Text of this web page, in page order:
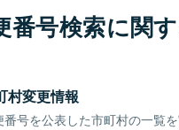
番号検索に関
村変更情報
番号を公表した市町村の一覧